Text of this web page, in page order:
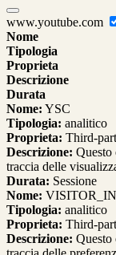
www.youtube.com
Nome
Tipologia
Proprieta
Descrizione
Durata
Nome: YSC
Tipologia: analitico
Proprieta: Third-
Descrizione: Questo
traccia delle
Durata: Sessione
Nome:
Tipologia: analitico
Proprieta: Third-
Descrizione: Questo